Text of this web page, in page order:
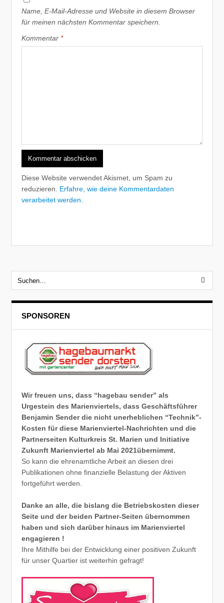
Name, E-Mail-Adresse und Website in diesem Browser
für meinen nächsten Kommentar speichern.
Kommentar *
Diese Website verwendet Akismet, um Spam zu
reduzieren. Erfahre, wie deine Kommentardaten
verarbeitet werden.
SPONSOREN
Wir freuen uns, dass “hagebau sender” als
Urgestein des Marienviertels, dass Geschäftsführer
Benjamin Sender die nicht unerheblichen “Technik”-
Kosten für diese Marienviertel-Nachrichten und die
Partnerseiten Kulturkreis St. Marien und Initiative
Zukunft Marienviertel ab Mai 2021übernimmt.
So kann die ehrenamtliche Arbeit an diesen drei
Publikationen ohne finanzielle Belastung der Aktiven
fortgeführt werden.
Danke an alle, die bislang die Betriebskosten dieser
Seite und der beiden Partner-Seiten übernommen
haben und sich darüber hinaus im Marienviertel
engagieren !
Ihre Mithilfe bei der Entwicklung einer positiven Zukunft
für unser Quartier ist weiterhin gefragt!